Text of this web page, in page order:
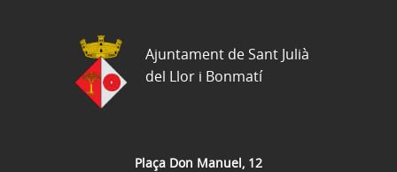
Plaça Don Manuel, 12
Ajuntament de Sant Julià
del Llor i Bonmatí